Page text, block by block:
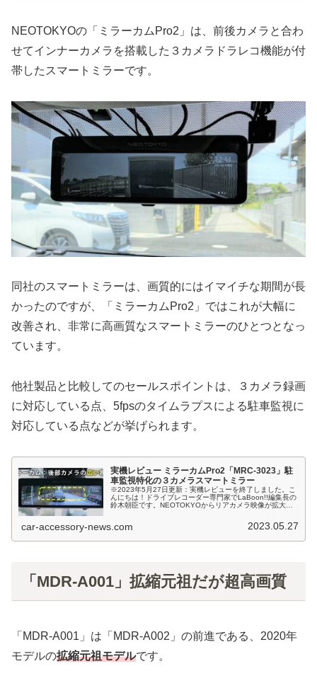
NEOTOKYOの「ミラーカムPro2」は、前後カメラと合わ
せてインナーカメラを搭載した３カメラドラレコ機能が付
帯したスマートミラーです。
同社のスマートミラーは、画質的にはイマイチな期間が長
かったのですが、「ミラーカムPro2」ではこれが大幅に
改善され、非常に高画質なスマートミラーのひとつとなっ
ています。
他社製品と比較してのセールスポイントは、３カメラ録画
に対応している点、5fpsのタイムラプスによる駐車監視に
対応している点などが挙げられます。
実機レビュー ミラーカムPro2「MRC-3023」駐
車監視特化の３カメラスマートミラー
※2023年5月27日更新：実機レビューを終了しました。こ
んにちは！ドライブレコーダー専門家でLaBoon!!編集長の
鈴木朝臣です。NEOTOKYOからリアカメラ映像が拡大・
car-accessory-news.com 2023.05.27
「MDR-A001」拡縮元祖だが超高画質
「MDR-A001」は「MDR-A002」の前進である、2020年
モデルの拡縮元祖モデルです。